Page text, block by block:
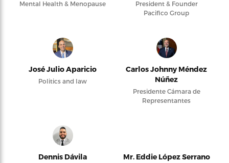
Mental Health & Menopause
President & Founder
Pacifico Group
José Julio Aparicio
Politics and law
Carlos Johnny Méndez
Núñez
Presidente Cámara de
Representantes
Dennis Dávila Mr. Eddie López Serrano